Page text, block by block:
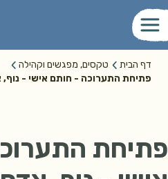
דף הבית
טקסים, מפגשים וקהילה
פתיחת התערוכה - חותם אישי - נוף,
פתיחת